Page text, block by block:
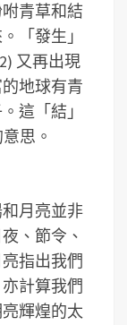
青草和結
「發生」
又再出現
地球有青
這「結」
思。
月亮並非
、節令、
指出我們
計算我們
輝煌的太